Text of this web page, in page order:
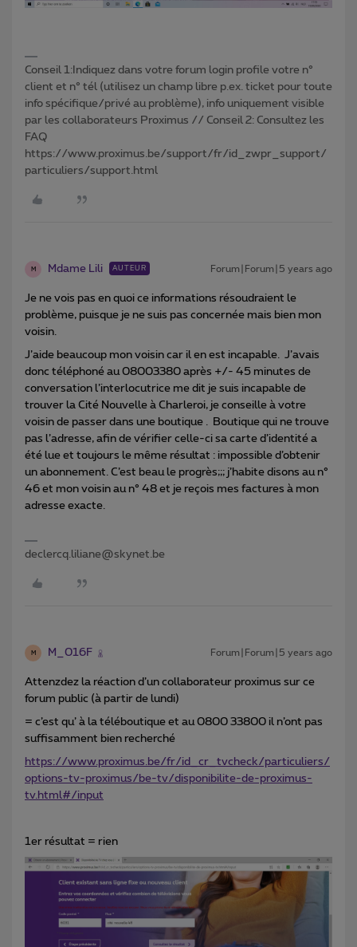
Conseil 1:Indiquez dans votre forum login profile votre n°
client et n° tél (utilisez un champ libre p.ex. ticket pour toute
info spécifique/privé au problème), info uniquement visible
par les collaborateurs Proximus // Conseil 2: Consultez les
FAQ
https://www.proximus.be/support/fr/id_zwpr_support/
particuliers/support.html
M Mdame Lili AUTEUR Forum|Forum|5 years ago
Je ne vois pas en quoi ce informations résoudraient le
problème, puisque je ne suis pas concernée mais bien mon
voisin.
J’aide beaucoup mon voisin car il en est incapable. J’avais
donc téléphoné au 08003380 après +/- 45 minutes de
conversation l’interlocutrice me dit je suis incapable de
trouver la Cité Nouvelle à Charleroi, je conseille à votre
voisin de passer dans une boutique . Boutique qui ne trouve
pas l’adresse, afin de vérifier celle-ci sa carte d’identité a
été lue et toujours le même résultat : impossible d’obtenir
un abonnement. C’est beau le progrès;;; j’habite disons au n°
46 et mon voisin au n° 48 et je reçois mes factures à mon
adresse exacte.
declercq.liliane@skynet.be
M M_016F Forum|Forum|5 years ago
Attenzdez la réaction d’un collaborateur proximus sur ce
forum public (à partir de lundi)
= c’est qu’ à la téléboutique et au 0800 33800 il n’ont pas
suffisamment bien recherché
https://www.proximus.be/fr/id_cr_tvcheck/particuliers/
options-tv-proximus/be-tv/disponibilite-de-proximus-
tv.html#/input
1er résultat = rien